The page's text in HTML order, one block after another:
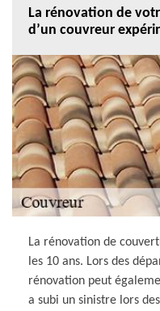
La rénovation de
d’un couvreur
La rénovation de
les 10 ans. Lors des
rénovation peut
a subi un sinistre lors